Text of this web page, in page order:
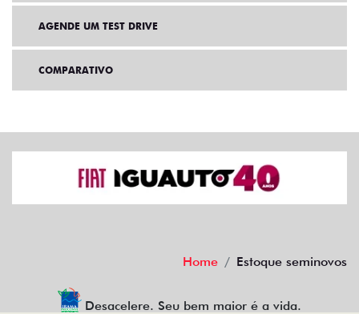
AGENDE UM TEST DRIVE
COMPARATIVO
Home Estoque seminovos
Desacelere. Seu bem maior é a vida.